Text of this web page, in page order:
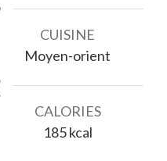
CUISINE
Moyen-orient
CALORIES
185 kcal